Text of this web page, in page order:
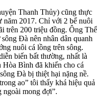
Thanh Thủy) cũng thực
năm 2017. Chỉ với 2 bể nuôi
trên 200 triệu đồng. Ông Thế
Đà nên nhân dân quanh
nuôi cá lồng trên sông.
biến bất thường, nhất là
Hòa Bình đã khiến cho cá
Đà bị thiệt hại nặng nề.
ao” tôi thấy khá hiệu quả
ngoài mong đợi”.